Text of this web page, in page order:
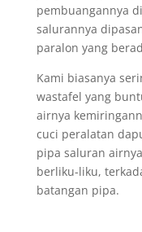
pembuangannya
salurannya
paralon yang
Kami biasanya
wastafel yang
airnya
cuci peralatan
pipa saluran
berliku-liku,
batangan pipa.